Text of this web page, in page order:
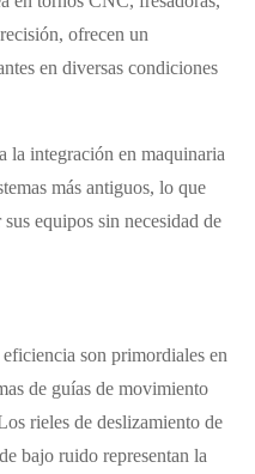
ofrecen un
en diversas condiciones
la integración en maquinaria
más antiguos, lo que
equipos sin necesidad de
son primordiales en
de guías de movimiento
rieles de deslizamiento de
bajo ruido representan la